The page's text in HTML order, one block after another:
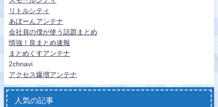
リトルシティ
あぼーんアンテナ
会社員の僕が使う話題まとめ
情強！良まとめ速報
まとめくすアンテナ
2chnavi
アクセス爆増アンテナ
人気の記事